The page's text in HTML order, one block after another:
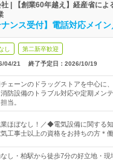
| 【創業60年越え】経産省によ
ナンス受付】電話対応メイ
し 第二新卒歓迎
04/21 終了予定日： 2026/10/19
ェーンのドラッグストアを中心に
防設備のトラブル対応や定期メン
当。
業ほぼなし！／◆電気設備に関する
工事士以上の資格をお持ちの方＊
し・柏駅から徒歩7分の好立地・